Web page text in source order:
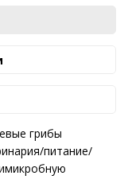
грибы
питание/